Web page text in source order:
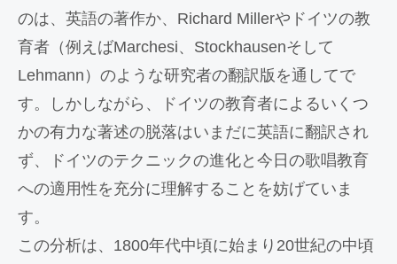
のは、英語の著作か、Richard Millerやドイツの教
育者（例えばMarchesi、Stockhausenそして
Lehmann）のような研究者の翻訳版を通してで
す。しかしながら、ドイツの教育者によるいくつ
かの有力な著述の脱落はいまだに英語に翻訳され
ず、ドイツのテクニックの進化と今日の歌唱教育
への適用性を充分に理解することを妨げていま
す。
この分析は、1800年代中頃に始まり20世紀の中頃